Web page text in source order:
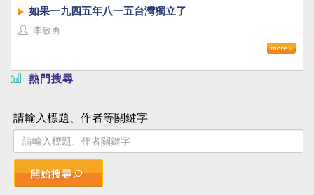
如果一九四五年八一五台灣獨立了
李敏勇
熱門搜尋
請輸入標題、作者等關鍵字
開始搜尋